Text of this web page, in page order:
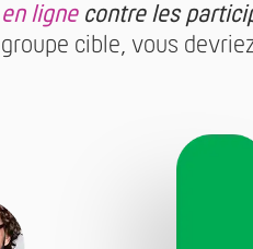
en lignecontre les
groupe cible, vous